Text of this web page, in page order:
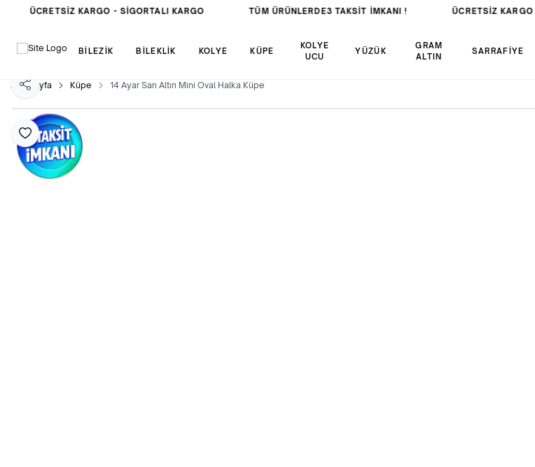
ÜCRETSIZ KARGO - SIGORTALI KARGO TÜM ÜRÜNLERDE3 TAKSİT İMKANI ! ÜCRETSIZ KARGO -
BİLEZİK BİLEKLİK KOLYE KÜPE
KOLYE
UCU
YÜZÜK
GRAM
ALTIN
SARRAFİYE
Ana Sayfa Küpe 14 Ayar Sarı Altın Mini Oval Halka Küpe
Favoriye Ekle
Paylaş